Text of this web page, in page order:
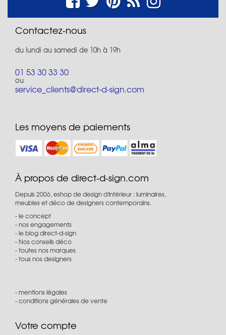
Contactez-nous
du lundi au samedi de 10h à 19h
01 53 30 33 30
ou
service_clients@direct-d-sign.com
Les moyens de paiements
À propos de direct-d-sign.com
Depuis 2006, eshop de design d'intérieur : luminaires,
meubles et déco de designers contemporains.
le concept
nos engagements
le blog direct-d-sign
Nos conseils déco
toutes nos marques
tous nos designers
mentions légales
conditions générales de vente
Votre compte